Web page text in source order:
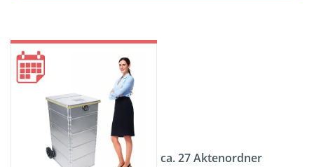
ca. 27 Aktenordner